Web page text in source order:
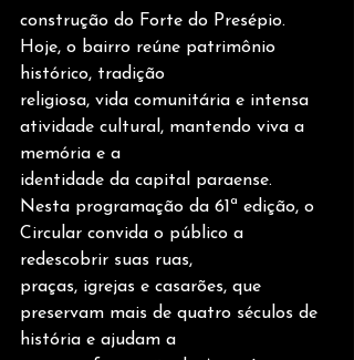
construção do Forte do Presépio.
Hoje, o bairro reúne patrimônio
histórico, tradição
religiosa, vida comunitária e intensa
atividade cultural, mantendo viva a
memória e a
identidade da capital paraense.
Nesta programação da 61ª edição, o
Circular convida o público a
redescobrir suas ruas,
praças, igrejas e casarões, que
preservam mais de quatro séculos de
história e ajudam a